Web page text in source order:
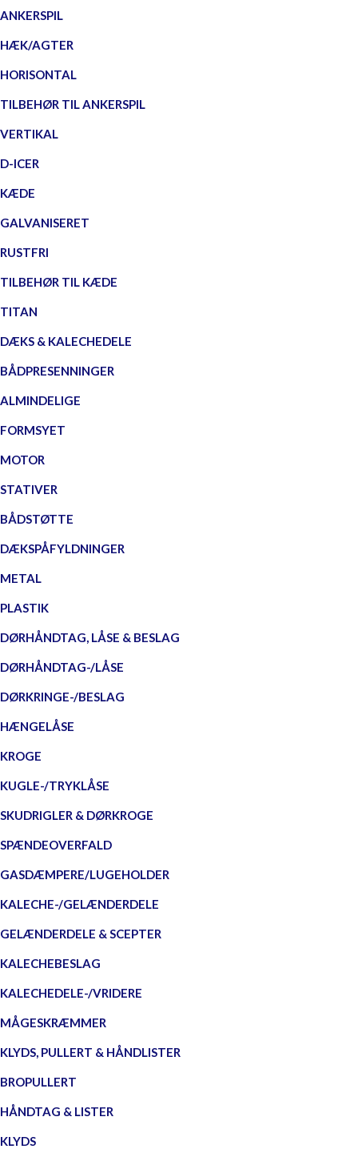
ANKERSPIL
HÆK/AGTER
HORISONTAL
TILBEHØR TIL ANKERSPIL
VERTIKAL
D-ICER
KÆDE
GALVANISERET
RUSTFRI
TILBEHØR TIL KÆDE
TITAN
DÆKS & KALECHEDELE
BÅDPRESENNINGER
ALMINDELIGE
FORMSYET
MOTOR
STATIVER
BÅDSTØTTE
DÆKSPÅFYLDNINGER
METAL
PLASTIK
DØRHÅNDTAG, LÅSE & BESLAG
DØRHÅNDTAG-/LÅSE
DØRKRINGE-/BESLAG
HÆNGELÅSE
KROGE
KUGLE-/TRYKLÅSE
SKUDRIGLER & DØRKROGE
SPÆNDEOVERFALD
GASDÆMPERE/LUGEHOLDER
KALECHE-/GELÆNDERDELE
GELÆNDERDELE & SCEPTER
KALECHEBESLAG
KALECHEDELE-/VRIDERE
MÅGESKRÆMMER
KLYDS, PULLERT & HÅNDLISTER
BROPULLERT
HÅNDTAG & LISTER
KLYDS